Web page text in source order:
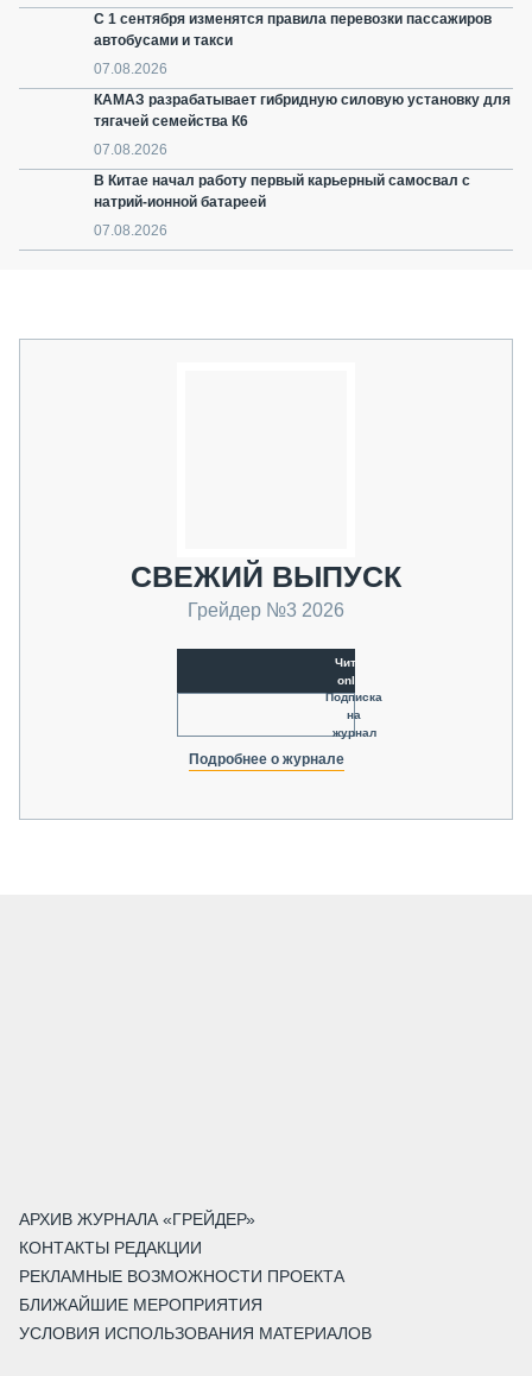
С 1 сентября изменятся правила перевозки пассажиров
автобусами и такси
07.08.2026
КАМАЗ разрабатывает гибридную силовую установку для
тягачей семейства К6
07.08.2026
В Китае начал работу первый карьерный самосвал с
натрий-ионной батареей
07.08.2026
СВЕЖИЙ ВЫПУСК
Грейдер №3 2026
Читать
online
Подписка
на
журнал
Подробнее о журнале
АРХИВ ЖУРНАЛА «ГРЕЙДЕР»
КОНТАКТЫ РЕДАКЦИИ
РЕКЛАМНЫЕ ВОЗМОЖНОСТИ ПРОЕКТА
БЛИЖАЙШИЕ МЕРОПРИЯТИЯ
УСЛОВИЯ ИСПОЛЬЗОВАНИЯ МАТЕРИАЛОВ